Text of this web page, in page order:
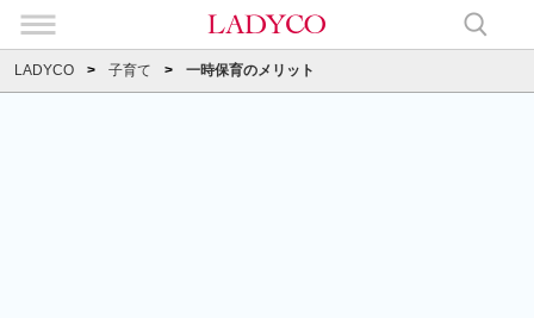
LADYCO 子育て 一時保育のメリット